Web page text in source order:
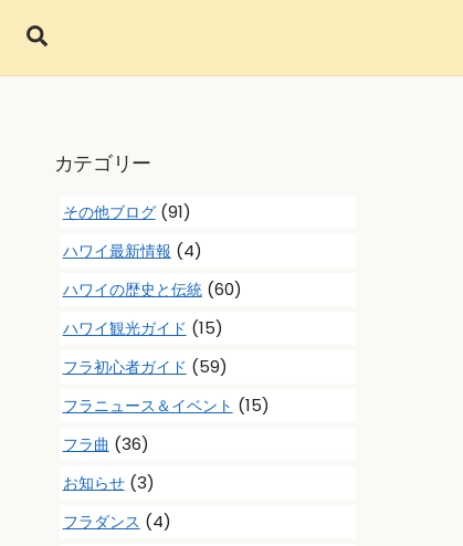
Search
カテゴリー
その他ブログ(91)
ハワイ最新情報 (4)
ハワイの歴史と伝統(60)
ハワイ観光ガイド (15)
フラ初心者ガイド (59)
フラニュース＆イベント (15)
フラ曲 (36)
お知らせ(3)
フラダンス (4)